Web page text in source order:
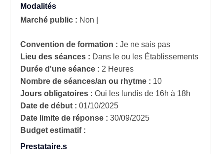
Modalités
Marché public : Non
Convention de formation : Je ne sais pas
Lieu des séances : Dans le ou les Établissements
Durée d'une séance : 2 Heures
Nombre de séances/an ou rhytme : 10
Jours obligatoires : Oui les lundis de 16h à 18h
Date de début : 01/10/2025
Date limite de réponse : 30/09/2025
Budget estimatif :
Prestataire.s